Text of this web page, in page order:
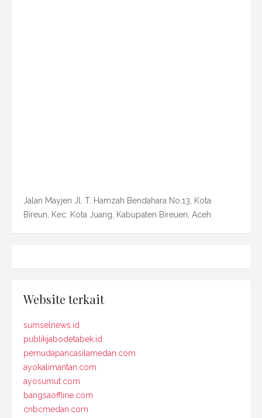
Jalan Mayjen Jl. T. Hamzah Bendahara No.13, Kota
Bireun, Kec. Kota Juang, Kabupaten Bireuen, Aceh
Website terkait
sumselnews.id
publikjabodetabek.id
pemudapancasilamedan.com
ayokalimantan.com
ayosumut.com
bangsaoffline.com
cnbcmedan.com